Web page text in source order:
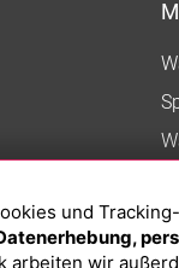
und
arbeiten wir